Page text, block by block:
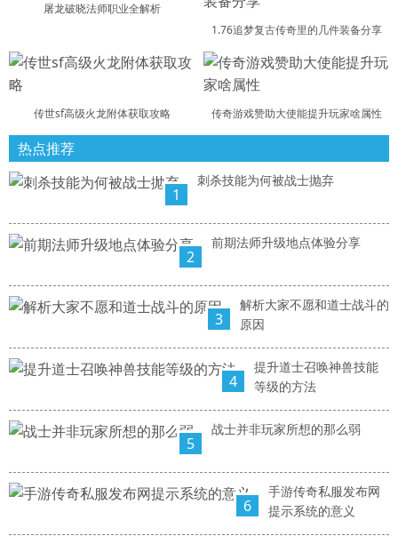
屠龙破晓法师职业全解析
1.76追梦复古传奇里的几件装备分享
传世sf高级火龙附体获取攻略 传奇游戏赞助大使能提升玩家啥属性
热点推荐
1
刺杀技能为何被战士抛弃
2
前期法师升级地点体验分享
3
解析大家不愿和道士战斗的
原因
4
提升道士召唤神兽技能
等级的方法
5
战士并非玩家所想的那么弱
6
手游传奇私服发布网
提示系统的意义